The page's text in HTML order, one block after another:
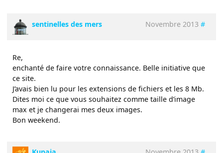
sentinelles des mers Novembre 2013 #
Re,
enchanté de faire votre connaissance. Belle initiative que
ce site.
J’avais bien lu pour les extensions de fichiers et les 8 Mb.
Dites moi ce que vous souhaitez comme taille d’image
max et je changerai mes deux images.
Bon weekend.